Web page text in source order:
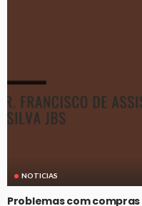
NOTICIAS
Problemas com compras